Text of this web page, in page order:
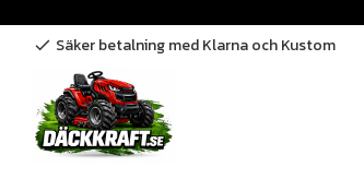
check Säker betalning med Klarna och Kustom